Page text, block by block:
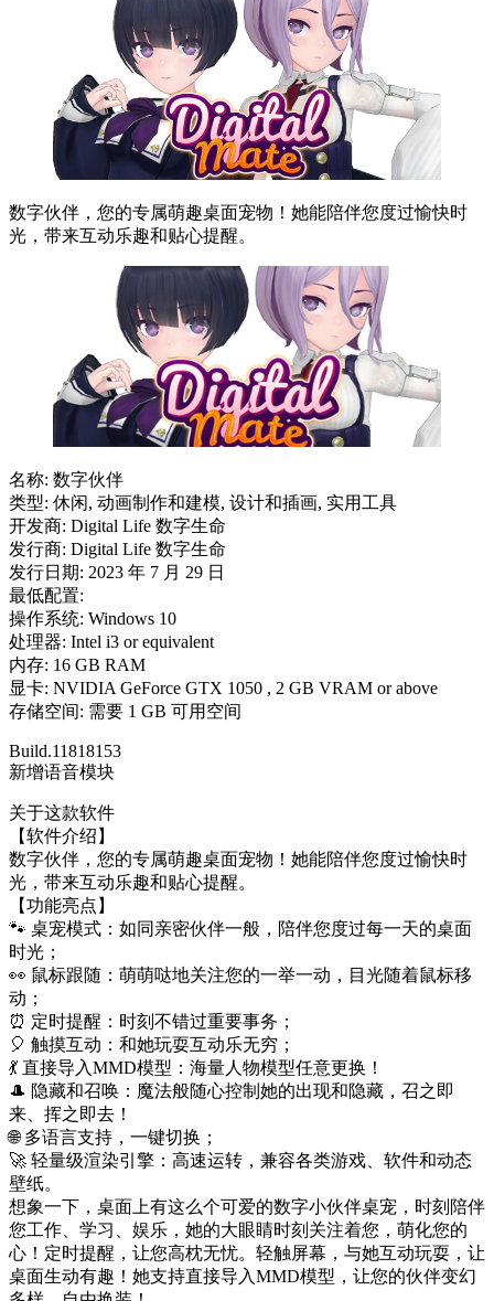
数字伙伴，您的专属萌趣桌面宠物！她能陪伴您度过愉快时
光，带来互动乐趣和贴心提醒。
名称: 数字伙伴
类型: 休闲, 动画制作和建模, 设计和插画, 实用工具
开发商: Digital Life 数字生命
发行商: Digital Life 数字生命
发行日期: 2023 年 7 月 29 日
最低配置:
操作系统: Windows 10
处理器: Intel i3 or equivalent
内存: 16 GB RAM
显卡: NVIDIA GeForce GTX 1050 , 2 GB VRAM or above
存储空间: 需要 1 GB 可用空间
Build.11818153
新增语音模块
关于这款软件
【软件介绍】
数字伙伴，您的专属萌趣桌面宠物！她能陪伴您度过愉快时
光，带来互动乐趣和贴心提醒。
【功能亮点】
🐾 桌宠模式：如同亲密伙伴一般，陪伴您度过每一天的桌面
时光；
👀 鼠标跟随：萌萌哒地关注您的一举一动，目光随着鼠标移
动；
⏰ 定时提醒：时刻不错过重要事务；
🎈 触摸互动：和她玩耍互动乐无穷；
💃 直接导入MMD模型：海量人物模型任意更换！
🎩 隐藏和召唤：魔法般随心控制她的出现和隐藏，召之即
来、挥之即去！
🌐 多语言支持，一键切换；
🚀 轻量级渲染引擎：高速运转，兼容各类游戏、软件和动态
壁纸。
想象一下，桌面上有这么个可爱的数字小伙伴桌宠，时刻陪伴
您工作、学习、娱乐，她的大眼睛时刻关注着您，萌化您的
心！定时提醒，让您高枕无忧。轻触屏幕，与她互动玩耍，让
桌面生动有趣！她支持直接导入MMD模型，让您的伙伴变幻